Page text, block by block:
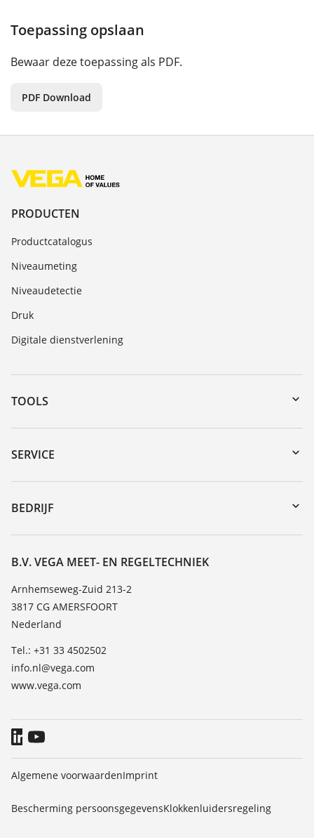
Toepassing opslaan
Bewaar deze toepassing als PDF.
PDF Download
PRODUCTEN
Productcatalogus
Niveaumeting
Niveaudetectie
Druk
Digitale dienstverlening
TOOLS
myVEGA
Downloads
DTM Collection/PACTware
SERVICE
Reparatieformulier instrument
Seminars
TeamViewer
BEDRIJF
Vacature
Over VEGA
Contact
Nieuws
Persberichten
Blog
B.V. VEGA MEET- EN REGELTECHNIEK
Arnhemseweg-Zuid 213-2
3817 CG AMERSFOORT
Nederland
Tel.: +31 33 4502502
info.nl@vega.com
www.vega.com
Algemene voorwaardenImprint
Bescherming persoonsgegevensKlokkenluidersregeling